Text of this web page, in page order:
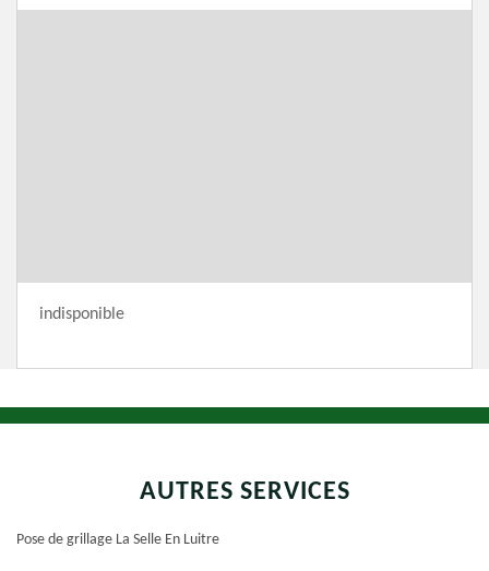
indisponible
AUTRES SERVICES
Pose de grillage La Selle En Luitre